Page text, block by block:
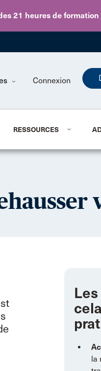
21 heures de formation
content
Connexion
RESSOURCES
la